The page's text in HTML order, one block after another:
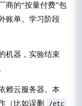
商的“按量付费”包
账单。学习阶段
机器，实验结束
赖云服务器。本
（比如误删
/etc